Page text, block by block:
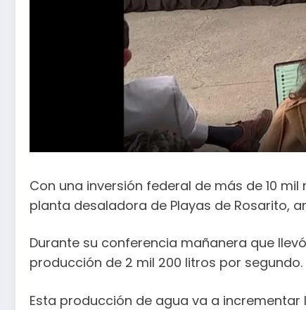
Con una inversión federal de más de 10
planta desaladora de Playas de Rosarito,
Durante su conferencia mañanera que
producción de 2 mil 200 litros por segundo.
Esta producción de agua va a